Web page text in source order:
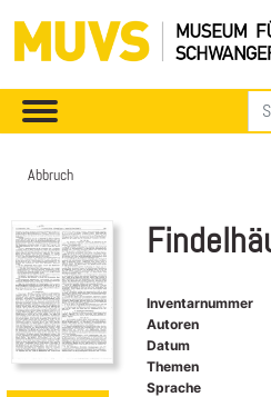
Abbruch
Inventarnummer
Autoren
Datum
Themen
Sprache